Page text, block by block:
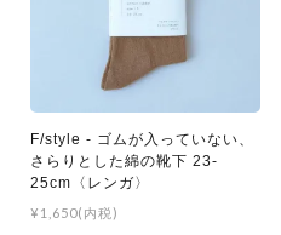
F/style - ゴムが入っていない、
さらりとした綿の靴下 23-
25cm〈レンガ〉
¥1,650(内税)